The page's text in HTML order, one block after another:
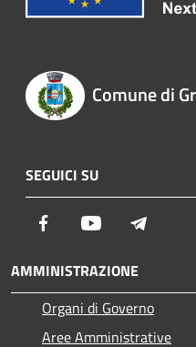
Comune di
SEGUICI SU
Facebook Youtube
AMMINISTRAZIONE
Organi di Governo
Aree Amministrative